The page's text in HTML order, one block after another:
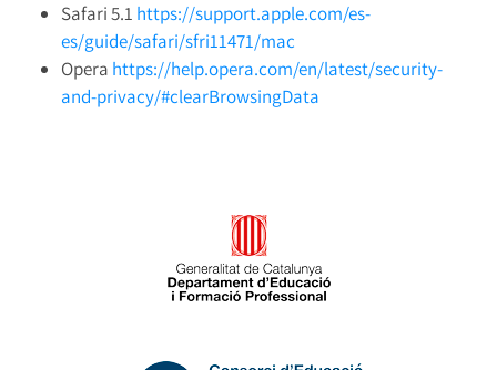
Safari 5.1 https://support.apple.com/es-
es/guide/safari/sfri11471/mac
Opera https://help.opera.com/en/latest/security-
and-privacy/#clearBrowsingData